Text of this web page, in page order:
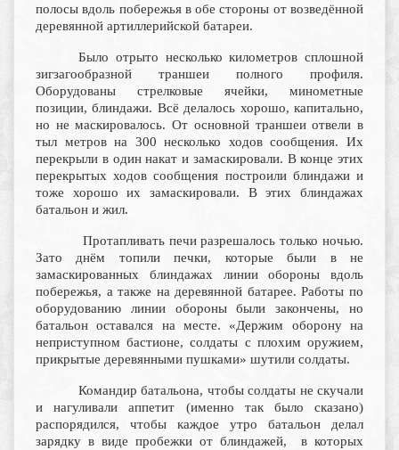
полосы вдоль побережья в обе стороны от возведённой
деревянной артиллерийской батареи.
Было отрыто несколько километров сплошной
зигзагообразной траншеи полного профиля.
Оборудованы стрелковые ячейки, минометные
позиции, блиндажи. Всё делалось хорошо, капитально,
но не маскировалось. От основной траншеи отвели в
тыл метров на 300 несколько ходов сообщения. Их
перекрыли в один накат и замаскировали. В конце этих
перекрытых ходов сообщения построили блиндажи и
тоже хорошо их замаскировали. В этих блиндажах
батальон и жил.
Протапливать печи разрешалось только ночью.
Зато днём топили печки, которые были в не
замаскированных блиндажах линии обороны вдоль
побережья, а также на деревянной батарее. Работы по
оборудованию линии обороны были закончены, но
батальон оставался на месте. «Держим оборону на
неприступном бастионе, солдаты с плохим оружием,
прикрытые деревянными пушками» шутили солдаты.
Командир батальона, чтобы солдаты не скучали
и нагуливали аппетит (именно так было сказано)
распорядился, чтобы каждое утро батальон делал
зарядку в виде пробежки от блиндажей, в которых